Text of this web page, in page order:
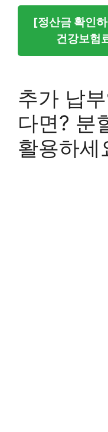
[정산금 확인
건강보험
추가 납
다면? 분
활용하세